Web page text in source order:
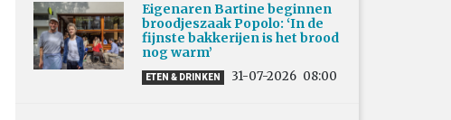
Eigenaren Bartine beginnen
broodjeszaak Popolo: ‘In de
fijnste bakkerijen is het brood
nog warm’
ETEN & DRINKEN 31-07-2026 08:00